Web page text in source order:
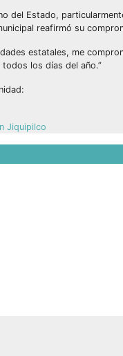
Estado,
reafirmó su
estatales, me
los días del año.”
Jiquipilco